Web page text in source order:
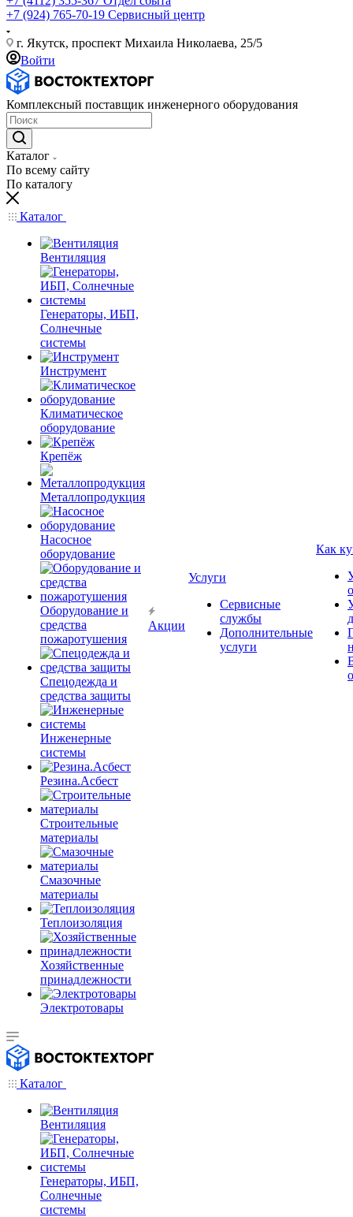
+7 (924) 765-70-19 Сервисный центр
г. Якутск, проспект Михаила Николаева, 25/5
Войти
Комплексный поставщик инженерного оборудования
Каталог
По всему сайту
По каталогу
Каталог
Вентиляция
Генераторы, ИБП,
Солнечные
системы
Инструмент
Климатическое
оборудование
Крепёж
Металлопродукция
Насосное
оборудование
Оборудование и
средства
пожаротушения
Спецодежда и
средства защиты
Инженерные
системы
Резина.Асбест
Строительные
материалы
Смазочные
материалы
Теплоизоляция
Хозяйственные
принадлежности
Электротовары
Акции
Услуги
Сервисные
службы
Дополнительные
услуги
Как
Каталог
Вентиляция
Генераторы, ИБП,
Солнечные
системы